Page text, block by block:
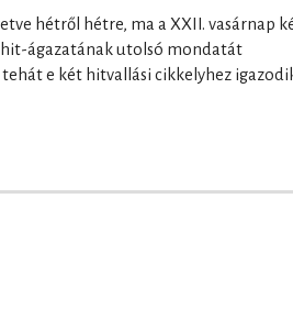
hétről hétre, ma a XXII. vasárnap
hit-ágazatának utolsó mondatát
e két hitvallási cikkelyhez